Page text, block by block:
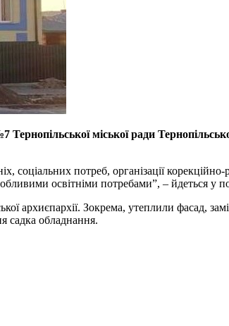
міської ради
потреб, організації
освітніми потребами”, – йдеться у
архиєпархії. Зокрема, утеплили фасад,
садка обладнання.